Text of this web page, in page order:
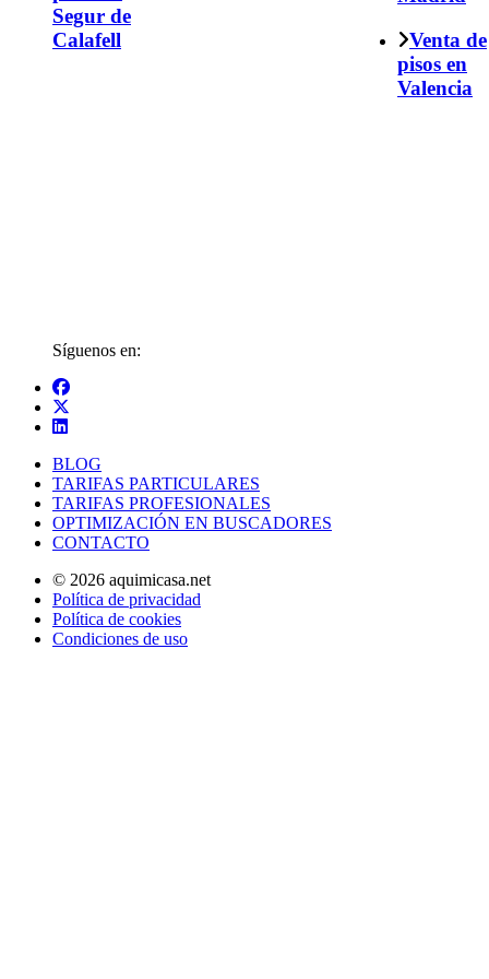
Segur de
Calafell
Venta de
pisos en
Valencia
Síguenos en:
BLOG
TARIFAS PARTICULARES
TARIFAS PROFESIONALES
OPTIMIZACIÓN EN BUSCADORES
CONTACTO
© 2026 aquimicasa.net
Política de privacidad
Política de cookies
Condiciones de uso